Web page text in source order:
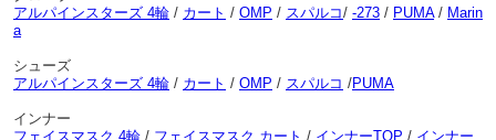
アルパインスターズ 4輪 / カート / OMP / スパルコ/ -273 / PUMA/ Marin
a
シューズ
アルパインスターズ 4輪 / カート / OMP / スパルコ /PUMA
インナー
フェイスマスク 4輪 / フェイスマスク カート / インナーTOP / インナー